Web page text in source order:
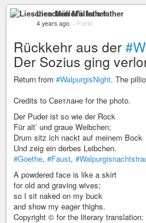
Lieschen Müller's father
4 years ago – Public
Rückkehr aus der
Der Sozius ging
Return from #WalpurgisNight. The
Credits to Светлане for the photo.
Der Puder ist so wie der Rock
Für alt’ und graue Weibchen;
Drum sitz ich nackt auf meinem Bock
Und zeig ein derbes Leibchen.
#Goethe, #Faust,
A powdered face is like a skirt
for old and graving wives;
so I sit naked on my buck
and show my eager thighs.
Copyright © for the literary translation: